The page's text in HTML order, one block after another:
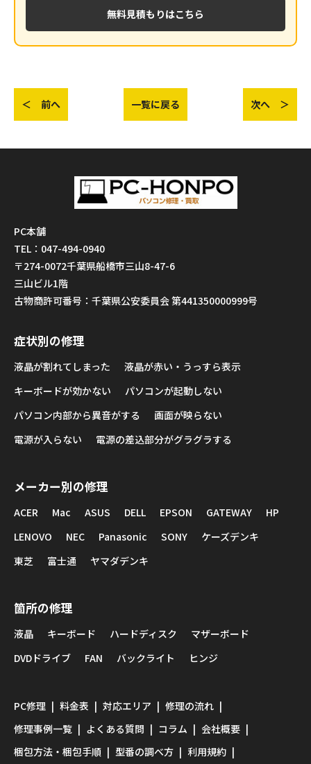
無料見積もりはこちら
＜ 前へ 一覧に戻る 次へ ＞
PC本舗
TEL：047-494-0940
〒274-0072千葉県船橋市三山8-47-6
三山ビル1階
古物商許可番号：千葉県公安委員会 第441350000999号
症状別の修理
液晶が割れてしまった
液晶が赤い・うっすら表示
キーボードが効かない
パソコンが起動しない
パソコン内部から異音がする
画面が映らない
電源が入らない
電源の差込部分がグラグラする
メーカー別の修理
ACER Mac ASUS DELL EPSON GATEWAY
HP
LENOVO
NEC Panasonic SONY
ケーズデンキ
東芝
富士通 ヤマダデンキ
箇所の修理
液晶 キーボード ハードディスク
マザーボード
DVDドライブ
FAN バックライト ヒンジ
PC修理 料金表 対応エリア
修理の流れ
修理事例一覧
よくある質問 コラム
会社概要
梱包方法・梱包手順
型番の調べ方 利用規約